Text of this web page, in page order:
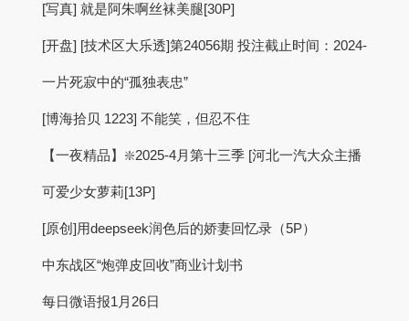
[写真] 就是阿朱啊丝袜美腿[30P]
[开盘] [技术区大乐透]第24056期 投注截止时间：2024-
一片死寂中的“孤独表忠”
[博海拾贝 1223] 不能笑，但忍不住
【一夜精品】❇️2025-4月第十三季 [河北一汽大众主播
可爱少女萝莉[13P]
[原创]用deepseek润色后的娇妻回忆录（5P）
中东战区“炮弹皮回收”商业计划书
每日微语报1月26日